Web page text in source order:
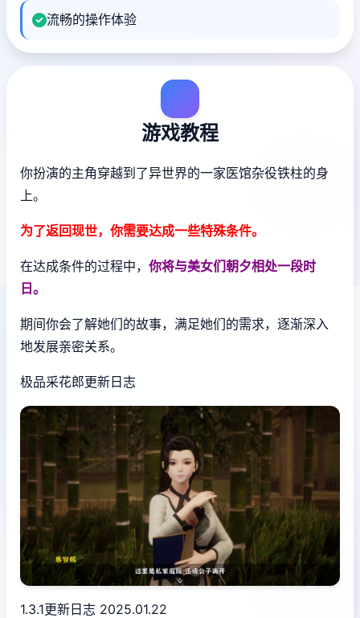
流畅的操作体验
游戏教程
你扮演的主角穿越到了异世界的一家医馆杂役铁柱的身
上。
为了返回现世，你需要达成一些特殊条件。
在达成条件的过程中， 你将与美女们朝夕相处一段时
日。
期间你会了解她们的故事，满足她们的需求，逐渐深入
地发展亲密关系。
极品采花郎更新日志
1.3.1更新日志 2025.01.22